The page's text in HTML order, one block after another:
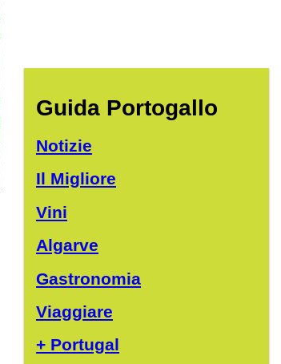
Guida Portogallo
Notizie
Il Migliore
Vini
Algarve
Gastronomia
Viaggiare
+ Portugal